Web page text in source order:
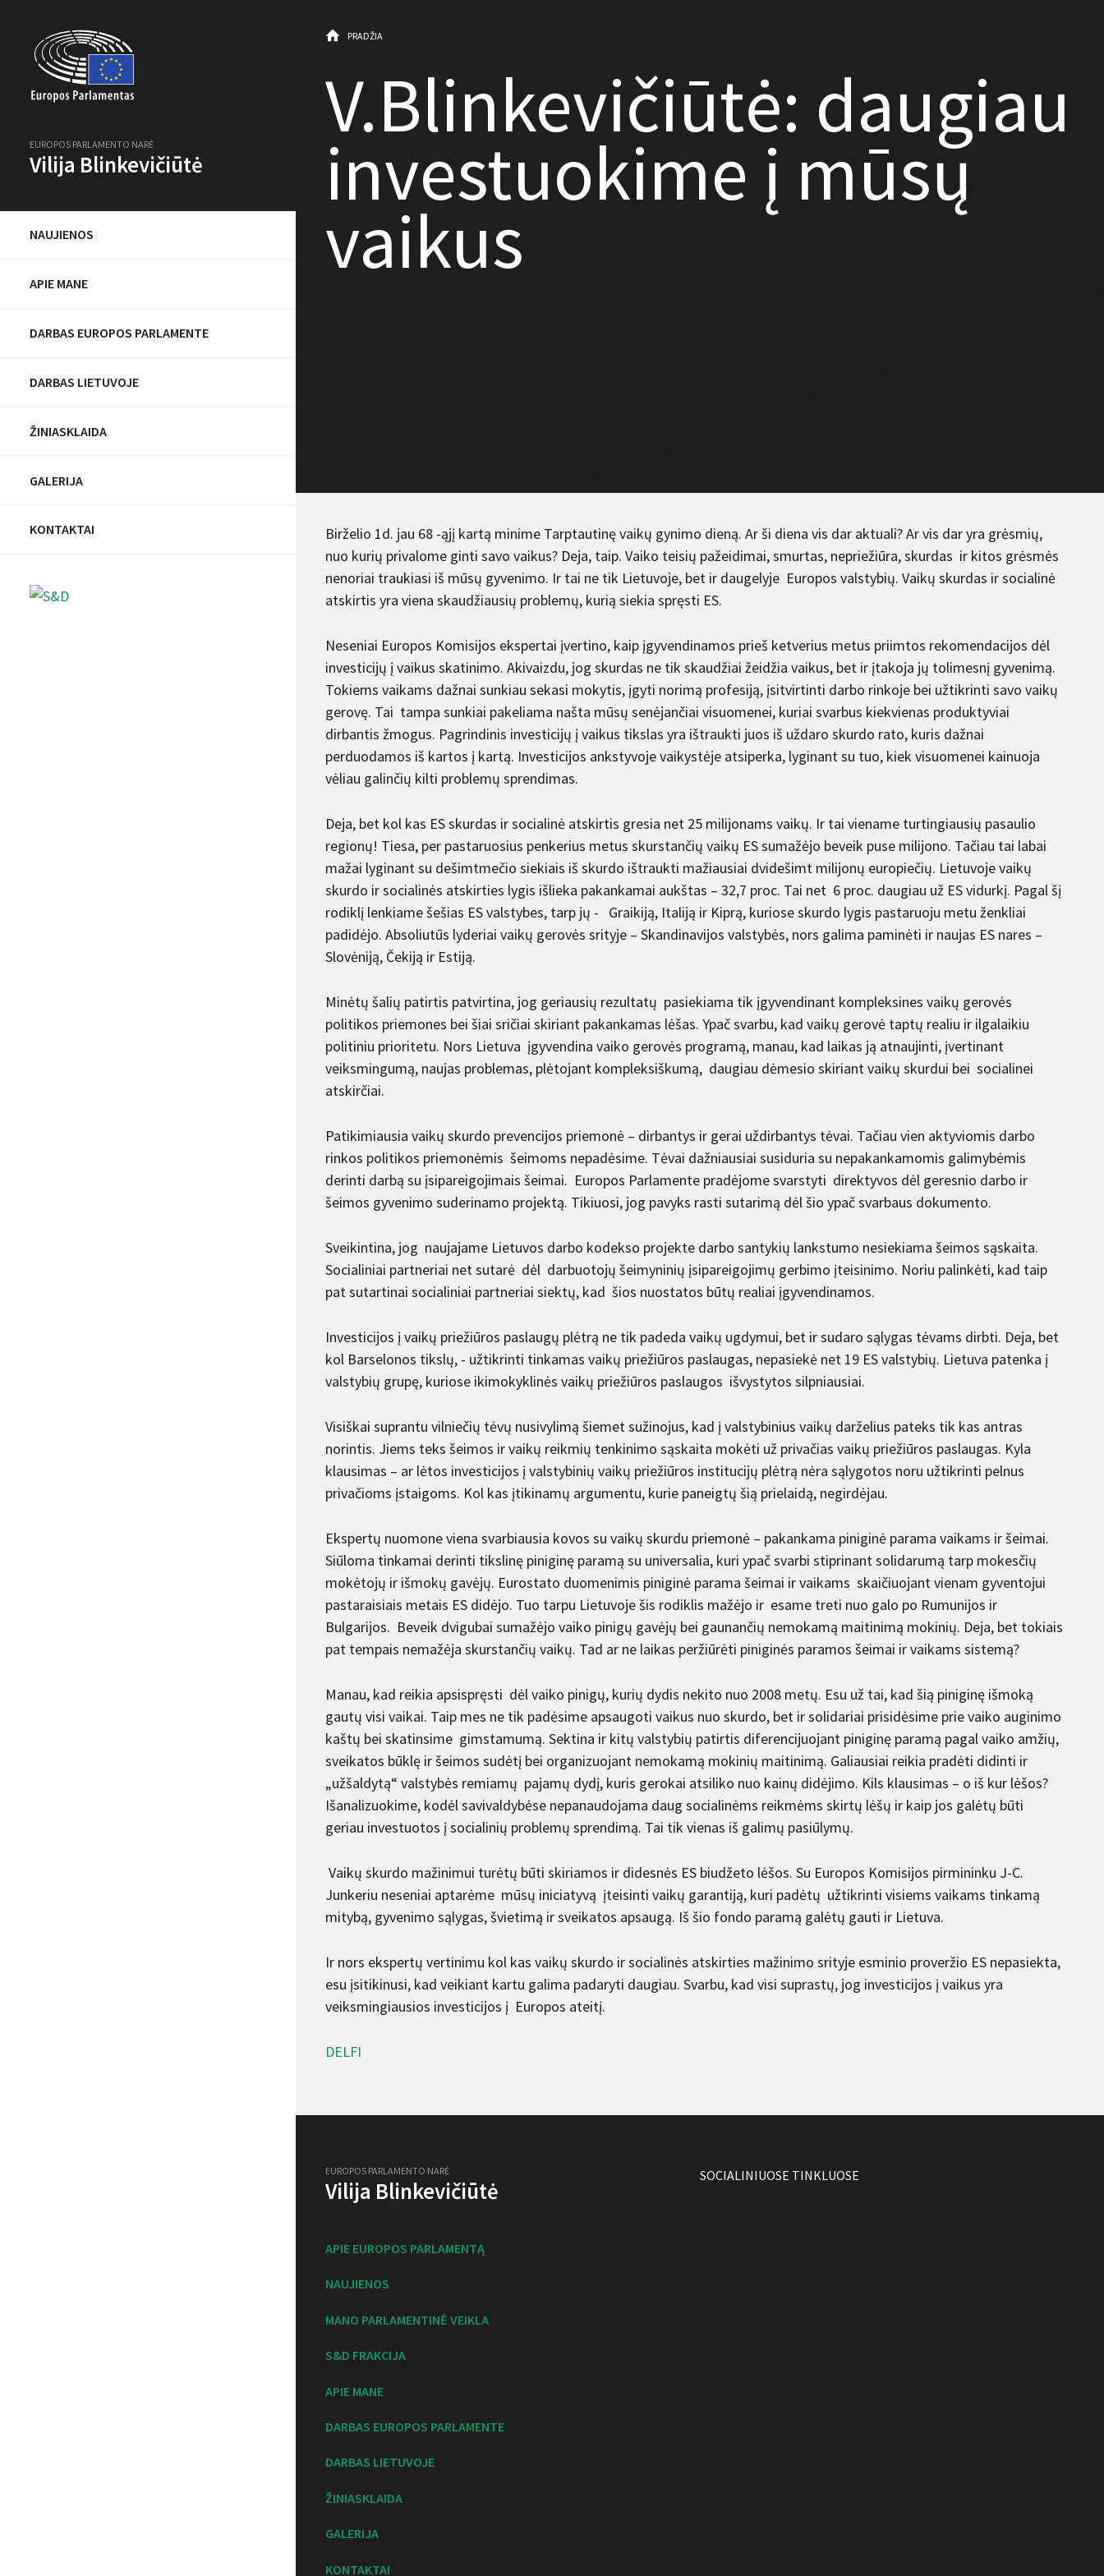
EUROPOS PARLAMENTO NARĖ
Vilija Blinkevičiūtė
NAUJIENOS
APIE MANE
DARBAS EUROPOS PARLAMENTE
DARBAS LIETUVOJE
ŽINIASKLAIDA
GALERIJA
KONTAKTAI
PRADŽIA
V.Blinkevičiūtė: daugiau
investuokime į mūsų
vaikus
Birželio 1d. jau 68 -ąjį kartą minime Tarptautinę vaikų gynimo dieną. Ar ši diena vis dar aktuali? Ar vis dar yra grėsmių,
nuo kurių privalome ginti savo vaikus? Deja, taip. Vaiko teisių pažeidimai, smurtas, nepriežiūra, skurdas ir kitos grėsmės
nenoriai traukiasi iš mūsų gyvenimo. Ir tai ne tik Lietuvoje, bet ir daugelyje Europos valstybių. Vaikų skurdas ir socialinė
atskirtis yra viena skaudžiausių problemų, kurią siekia spręsti ES.
Neseniai Europos Komisijos ekspertai įvertino, kaip įgyvendinamos prieš ketverius metus priimtos rekomendacijos dėl
investicijų į vaikus skatinimo. Akivaizdu, jog skurdas ne tik skaudžiai žeidžia vaikus, bet ir įtakoja jų tolimesnį gyvenimą.
Tokiems vaikams dažnai sunkiau sekasi mokytis, įgyti norimą profesiją, įsitvirtinti darbo rinkoje bei užtikrinti savo vaikų
gerovę. Tai tampa sunkiai pakeliama našta mūsų senėjančiai visuomenei, kuriai svarbus kiekvienas produktyviai
dirbantis žmogus. Pagrindinis investicijų į vaikus tikslas yra ištraukti juos iš uždaro skurdo rato, kuris dažnai
perduodamos iš kartos į kartą. Investicijos ankstyvoje vaikystėje atsiperka, lyginant su tuo, kiek visuomenei kainuoja
vėliau galinčių kilti problemų sprendimas.
Deja, bet kol kas ES skurdas ir socialinė atskirtis gresia net 25 milijonams vaikų. Ir tai viename turtingiausių pasaulio
regionų! Tiesa, per pastaruosius penkerius metus skurstančių vaikų ES sumažėjo beveik puse milijono. Tačiau tai labai
mažai lyginant su dešimtmečio siekiais iš skurdo ištraukti mažiausiai dvidešimt milijonų europiečių. Lietuvoje vaikų
skurdo ir socialinės atskirties lygis išlieka pakankamai aukštas – 32,7 proc. Tai net 6 proc. daugiau už ES vidurkį. Pagal šį
rodiklį lenkiame šešias ES valstybes, tarp jų - Graikiją, Italiją ir Kiprą, kuriose skurdo lygis pastaruoju metu ženkliai
padidėjo. Absoliutūs lyderiai vaikų gerovės srityje – Skandinavijos valstybės, nors galima paminėti ir naujas ES nares –
Slovėniją, Čekiją ir Estiją.
Minėtų šalių patirtis patvirtina, jog geriausių rezultatų pasiekiama tik įgyvendinant kompleksines vaikų gerovės
politikos priemones bei šiai sričiai skiriant pakankamas lėšas. Ypač svarbu, kad vaikų gerovė taptų realiu ir ilgalaikiu
politiniu prioritetu. Nors Lietuva įgyvendina vaiko gerovės programą, manau, kad laikas ją atnaujinti, įvertinant
veiksmingumą, naujas problemas, plėtojant kompleksiškumą, daugiau dėmesio skiriant vaikų skurdui bei socialinei
atskirčiai.
Patikimiausia vaikų skurdo prevencijos priemonė – dirbantys ir gerai uždirbantys tėvai. Tačiau vien aktyviomis darbo
rinkos politikos priemonėmis šeimoms nepadėsime. Tėvai dažniausiai susiduria su nepakankamomis galimybėmis
derinti darbą su įsipareigojimais šeimai. Europos Parlamente pradėjome svarstyti direktyvos dėl geresnio darbo ir
šeimos gyvenimo suderinamo projektą. Tikiuosi, jog pavyks rasti sutarimą dėl šio ypač svarbaus dokumento.
Sveikintina, jog naujajame Lietuvos darbo kodekso projekte darbo santykių lankstumo nesiekiama šeimos sąskaita.
Socialiniai partneriai net sutarė dėl darbuotojų šeimyninių įsipareigojimų gerbimo įteisinimo. Noriu palinkėti, kad taip
pat sutartinai socialiniai partneriai siektų, kad šios nuostatos būtų realiai įgyvendinamos.
Investicijos į vaikų priežiūros paslaugų plėtrą ne tik padeda vaikų ugdymui, bet ir sudaro sąlygas tėvams dirbti. Deja, bet
kol Barselonos tikslų, - užtikrinti tinkamas vaikų priežiūros paslaugas, nepasiekė net 19 ES valstybių. Lietuva patenka į
valstybių grupę, kuriose ikimokyklinės vaikų priežiūros paslaugos išvystytos silpniausiai.
Visiškai suprantu vilniečių tėvų nusivylimą šiemet sužinojus, kad į valstybinius vaikų darželius pateks tik kas antras
norintis. Jiems teks šeimos ir vaikų reikmių tenkinimo sąskaita mokėti už privačias vaikų priežiūros paslaugas. Kyla
klausimas – ar lėtos investicijos į valstybinių vaikų priežiūros institucijų plėtrą nėra sąlygotos noru užtikrinti pelnus
privačioms įstaigoms. Kol kas įtikinamų argumentu, kurie paneigtų šią prielaidą, negirdėjau.
Ekspertų nuomone viena svarbiausia kovos su vaikų skurdu priemonė – pakankama piniginė parama vaikams ir šeimai.
Siūloma tinkamai derinti tikslinę piniginę paramą su universalia, kuri ypač svarbi stiprinant solidarumą tarp mokesčių
mokėtojų ir išmokų gavėjų. Eurostato duomenimis piniginė parama šeimai ir vaikams skaičiuojant vienam gyventojui
pastaraisiais metais ES didėjo. Tuo tarpu Lietuvoje šis rodiklis mažėjo ir esame treti nuo galo po Rumunijos ir
Bulgarijos. Beveik dvigubai sumažėjo vaiko pinigų gavėjų bei gaunančių nemokamą maitinimą mokinių. Deja, bet tokiais
pat tempais nemažėja skurstančių vaikų. Tad ar ne laikas peržiūrėti piniginės paramos šeimai ir vaikams sistemą?
Manau, kad reikia apsispręsti dėl vaiko pinigų, kurių dydis nekito nuo 2008 metų. Esu už tai, kad šią piniginę išmoką
gautų visi vaikai. Taip mes ne tik padėsime apsaugoti vaikus nuo skurdo, bet ir solidariai prisidėsime prie vaiko auginimo
kaštų bei skatinsime gimstamumą. Sektina ir kitų valstybių patirtis diferencijuojant piniginę paramą pagal vaiko amžių,
sveikatos būklę ir šeimos sudėtį bei organizuojant nemokamą mokinių maitinimą. Galiausiai reikia pradėti didinti ir
„užšaldytą“ valstybės remiamų pajamų dydį, kuris gerokai atsiliko nuo kainų didėjimo. Kils klausimas – o iš kur lėšos?
Išanalizuokime, kodėl savivaldybėse nepanaudojama daug socialinėms reikmėms skirtų lėšų ir kaip jos galėtų būti
geriau investuotos į socialinių problemų sprendimą. Tai tik vienas iš galimų pasiūlymų.
Vaikų skurdo mažinimui turėtų būti skiriamos ir didesnės ES biudžeto lėšos. Su Europos Komisijos pirmininku J-C.
Junkeriu neseniai aptarėme mūsų iniciatyvą įteisinti vaikų garantiją, kuri padėtų užtikrinti visiems vaikams tinkamą
mitybą, gyvenimo sąlygas, švietimą ir sveikatos apsaugą. Iš šio fondo paramą galėtų gauti ir Lietuva.
Ir nors ekspertų vertinimu kol kas vaikų skurdo ir socialinės atskirties mažinimo srityje esminio proveržio ES nepasiekta,
esu įsitikinusi, kad veikiant kartu galima padaryti daugiau. Svarbu, kad visi suprastų, jog investicijos į vaikus yra
veiksmingiausios investicijos į Europos ateitį.
DELFI
EUROPOS PARLAMENTO NARĖ
Vilija Blinkevičiūtė
APIE EUROPOS PARLAMENTĄ
NAUJIENOS
MANO PARLAMENTINĖ VEIKLA
S&D FRAKCIJA
APIE MANE
DARBAS EUROPOS PARLAMENTE
DARBAS LIETUVOJE
ŽINIASKLAIDA
GALERIJA
KONTAKTAI
SOCIALINIUOSE TINKLUOSE